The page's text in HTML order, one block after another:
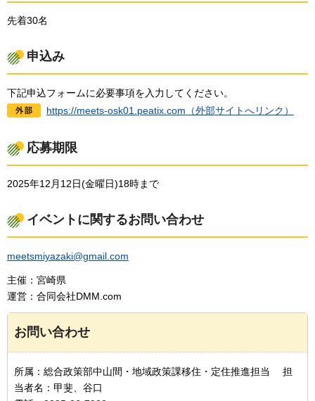
先着30名
申込み
下記申込フォームに必要事項を入力してください。
https://meets-osk01.peatix.com（外部サイトへリンク）
応募期限
2025年12月12日(金曜日)18時まで
イベントに関するお問い合わせ
meetsmiyazaki@gmail.com
主催：宮崎県
運営：合同会社DMM.com
お問い合わせ
所属：総合政策部中山間・地域政策課移住・定住推進担当 担
当者名：甲斐、谷口